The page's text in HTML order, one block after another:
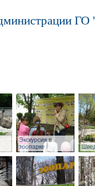
ГО
Экскурсия в
зоопарке